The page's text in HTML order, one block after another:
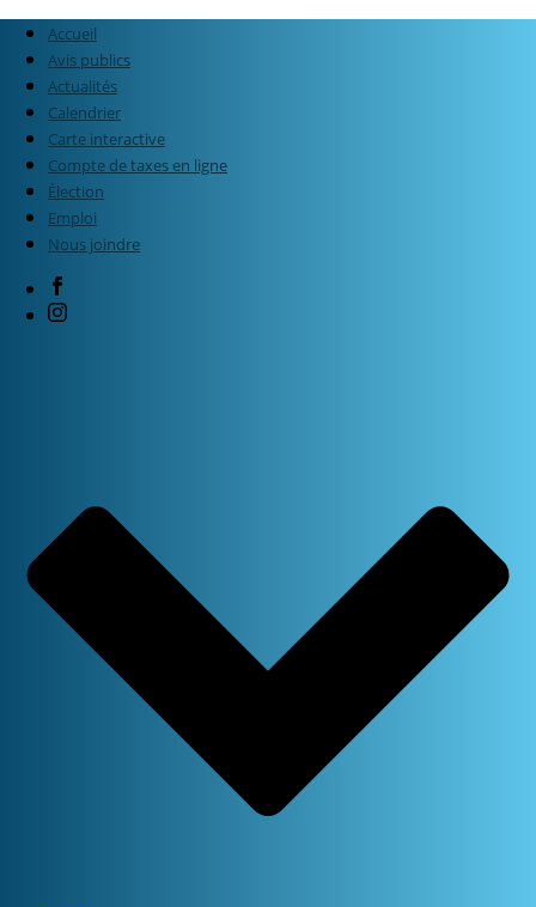
Accueil
Avis publics
Actualités
Calendrier
Carte interactive
Compte de taxes en ligne
Élection
Emploi
Nous joindre